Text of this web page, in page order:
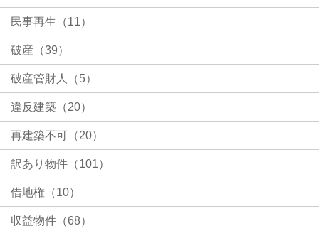
民事再生（11）
破産（39）
破産管財人（5）
違反建築（20）
再建築不可（20）
訳あり物件（101）
借地権（10）
収益物件（68）